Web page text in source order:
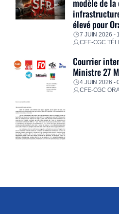
modèle de
élevé pour
7 JUIN 2026 -
CFE-CGC
Courrier
Ministre 27
4 JUIN 2026 -
CFE-CGC